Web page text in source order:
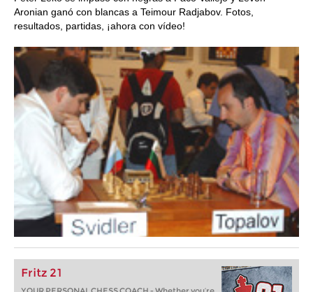
Aronian ganó con blancas a Teimour Radjabov. Fotos,
resultados, partidas, ¡ahora con vídeo!
Fritz 21